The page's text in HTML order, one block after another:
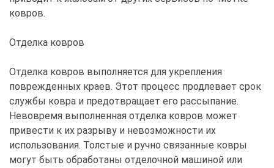
ковров.
Отделка ковров
Отделка ковров выполняется для укрепления
поврежденных краев. Этот процесс продлевает срок
службы ковра и предотвращает его рассыпание.
Невовремя выполненная отделка ковров может
привести к их разрыву и невозможности их
использования. Толстые и ручно связанные ковры
могут быть обработаны отделочной машиной или